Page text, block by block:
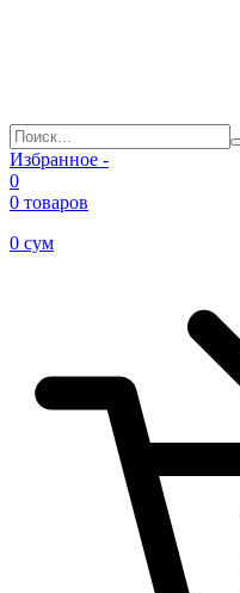
Избранное -
0
0 товаров
0 сум